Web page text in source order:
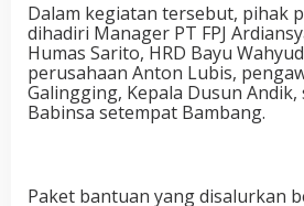
Dalam kegiatan tersebut, pihak
dihadiri Manager PT FPJ
Humas Sarito, HRD Bayu
perusahaan Anton Lubis,
Galingging, Kepala Dusun
Babinsa setempat Bambang.
Paket bantuan yang disalurkan